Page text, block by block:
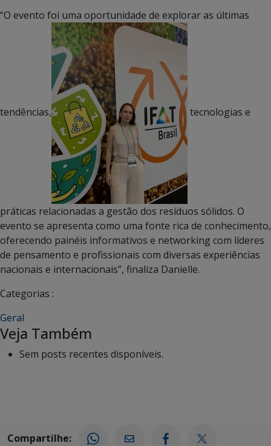
“O evento foi uma oportunidade de explorar as últimas
tendências, tecnologias e
práticas relacionadas a gestão dos resíduos sólidos. O
evento se apresenta como uma fonte rica de conhecimento,
oferecendo painéis informativos e networking com líderes
de pensamento e profissionais com diversas experiências
nacionais e internacionais”, finaliza Danielle.
Categorias :
Geral
Veja Também
Sem posts recentes disponíveis.
Compartilhe: